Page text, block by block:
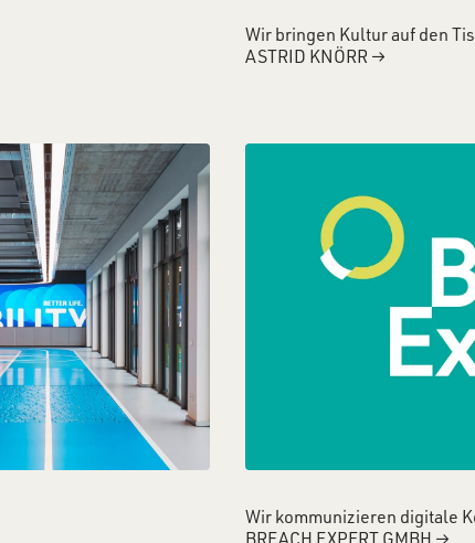
Wir bringen Kultur auf den
ASTRID KNÖRR →
Wir kommunizieren digitale
BREACH EXPERT GMBH →